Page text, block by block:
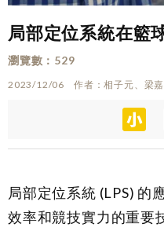
局部定位系統在籃
瀏覽數 529
2023/12/06 作者 相子元、梁
局部定位系統 (LPS) 的
效率和競技實力的重要